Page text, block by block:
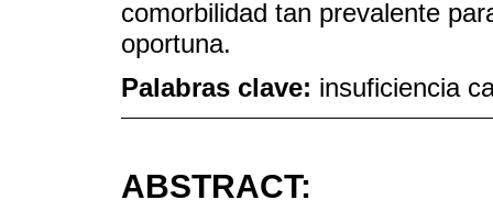
comorbilidad tan prevalente
oportuna.
Palabras clave: insuficiencia
ABSTRACT: